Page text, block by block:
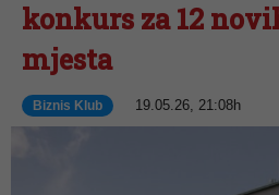
konkurs za 12
mjesta
Biznis Klub 19.05.26, 21:08h